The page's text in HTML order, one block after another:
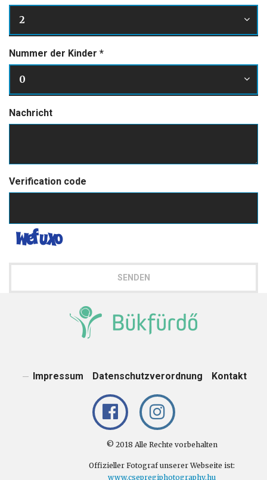
2
Nummer der Kinder *
0
Nachricht
Verification code
SENDEN
Impressum Datenschutzverordnung Kontakt
© 2018 Alle Rechte vorbehalten
Offizieller Fotograf unserer Webseite ist:
www.csepregiphotography.hu